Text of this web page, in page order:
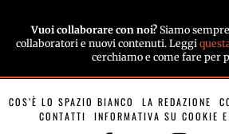
Vuoi collaborare con noi? Siamo
collaboratori e nuovi contenuti. Leggi
cerchiamo e come fare per
COS’È LO SPAZIO BIANCO LA REDAZIONE
CONTATTI
INFORMATIVA SU COOKIE